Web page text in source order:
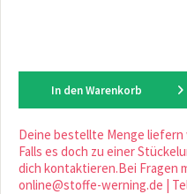
In den Warenkorb
Deine bestellte Menge liefern
Falls es doch zu einer
dich kontaktieren.Bei Fragen
online@stoffe-werning.de |